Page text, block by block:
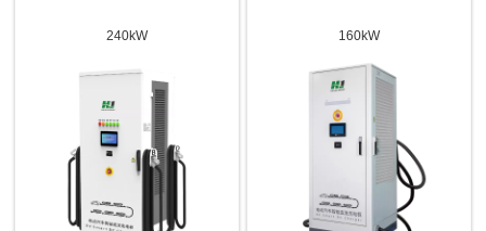
240kW 160kW